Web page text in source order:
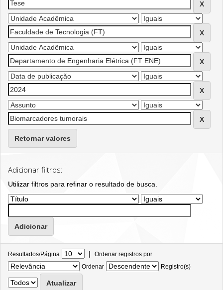
Retornar valores
Adicionar filtros:
Utilizar filtros para refinar o resultado de busca.
Resultados/Página | Ordenar registros por
Ordenar
Registro(s)